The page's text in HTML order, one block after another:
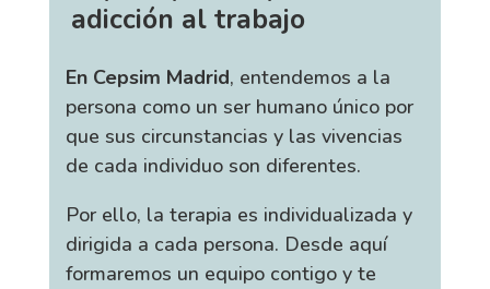
adicción al trabajo
En Cepsim Madrid, entendemos a la
persona como un ser humano único por
que sus circunstancias y las vivencias
de cada individuo son diferentes.
Por ello, la terapia es individualizada y
dirigida a cada persona. Desde aquí
formaremos un equipo contigo y te